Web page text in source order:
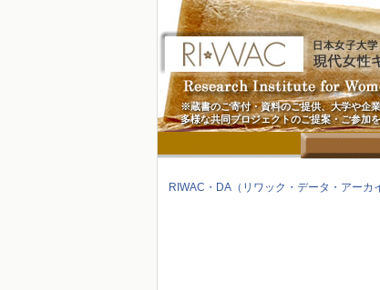
※蔵書のご寄付・資料のご提供、大学や企
多様な共同プロジェクトのご提案・ご参加
RIWAC・DA（リワック・データ・アーカ